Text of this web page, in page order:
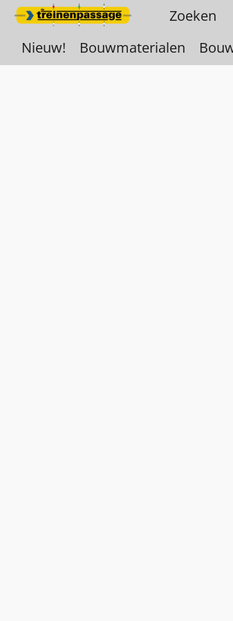
Nieuw! Bouwmaterialen